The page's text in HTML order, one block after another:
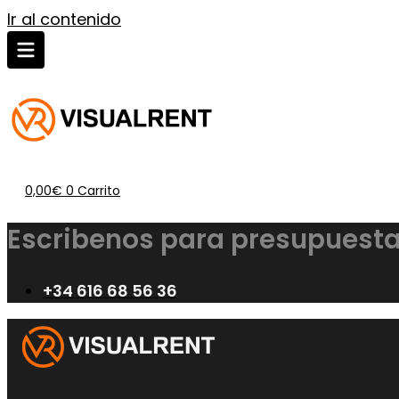
Ir al contenido
0,00€ 0 Carrito
Escribenos para
+34 616 68 56 36